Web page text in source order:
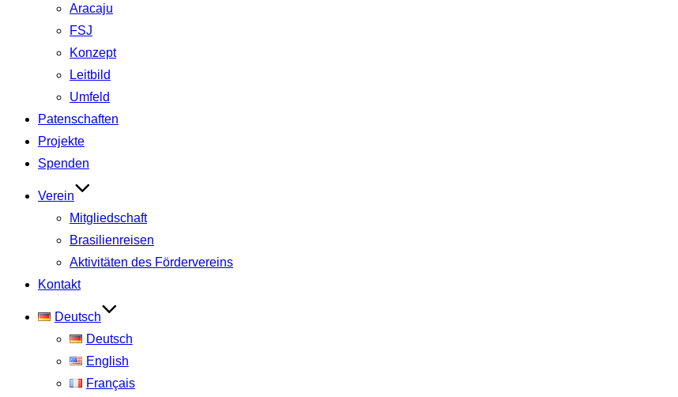
Aracaju
FSJ
Konzept
Leitbild
Umfeld
Patenschaften
Projekte
Spenden
Verein
Mitgliedschaft
Brasilienreisen
Aktivitäten des Fördervereins
Kontakt
Deutsch
Deutsch
English
Français